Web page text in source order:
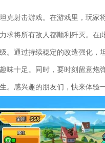
克射击游戏。在游戏里，玩
求将所有敌人都顺利歼灭。
。通过持续稳定的改造强化
味十足。同时，要时刻留意
。感兴趣的朋友们，快来体验